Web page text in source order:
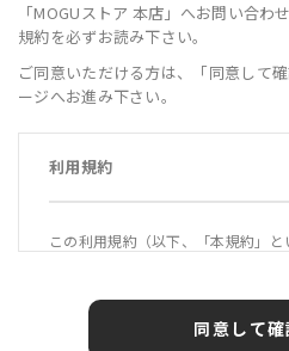
「MOGUストア 本店」へお問い合
規約を必ずお読み下さい。
ご同意いただける方は、「同意して
ージへお進み下さい。
利用規約
この利用規約（以下、「本規約」
ンショップ「MOGUストア 本店
下、「本サービス」といいます。）
同意して